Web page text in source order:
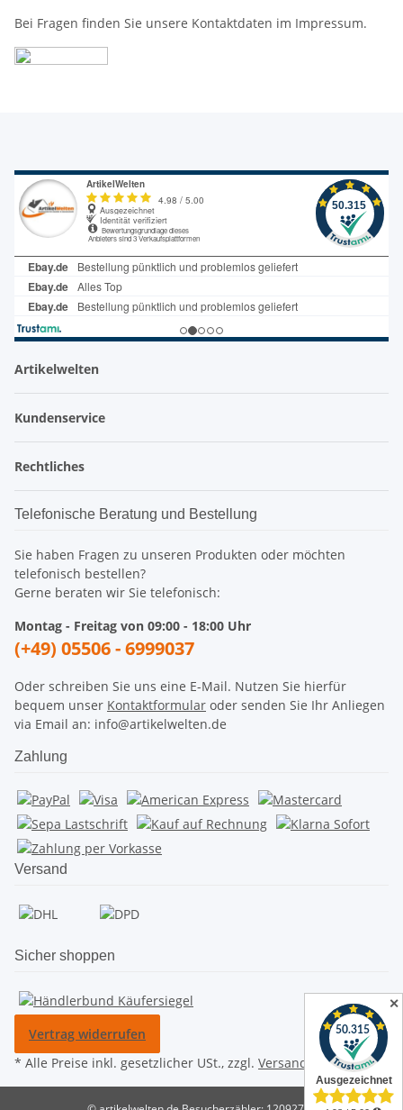
Bei Fragen finden Sie unsere Kontaktdaten im Impressum.
Artikelwelten
Kundenservice
Rechtliches
Telefonische Beratung und Bestellung
Sie haben Fragen zu unseren Produkten oder möchten
telefonisch bestellen?
Gerne beraten wir Sie telefonisch:
Montag - Freitag von 09:00 - 18:00 Uhr
(+49) 05506 - 6999037
Oder schreiben Sie uns eine E-Mail. Nutzen Sie hierfür
bequem unser Kontaktformular oder senden Sie Ihr Anliegen
via Email an: info@artikelwelten.de
Zahlung
Versand
Sicher shoppen
Vertrag widerrufen
* Alle Preise inkl. gesetzlicher USt., zzgl. Versand
✕